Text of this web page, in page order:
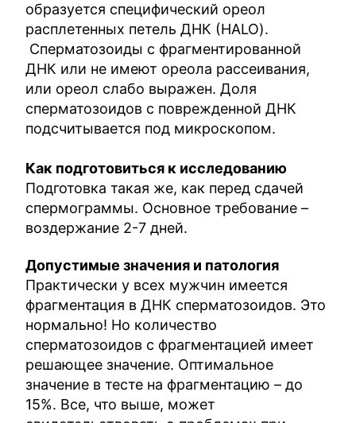
образуется специфический ореол
расплетенных петель ДНК (HALO).
Сперматозоиды с фрагментированной
ДНК или не имеют ореола рассеивания,
или ореол слабо выражен. Доля
сперматозоидов с поврежденной ДНК
подсчитывается под микроскопом.
Как подготовиться к исследованию
Подготовка такая же, как перед сдачей
спермограммы. Основное требование –
воздержание 2-7 дней.
Допустимые значения и патология
Практически у всех мужчин имеется
фрагментация в ДНК сперматозоидов. Это
нормально! Но количество
сперматозоидов с фрагментацией имеет
решающее значение. Оптимальное
значение в тесте на фрагментацию – до
15%. Все, что выше, может